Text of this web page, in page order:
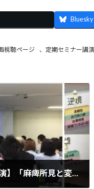
Bluesky
視聴ページ 、 定期セミナー講演
動画ページ【定期セミナー講演】「麻痺所見と変換症の関係性～整形と精神医学の統合に向けて～」①～③ 全60分